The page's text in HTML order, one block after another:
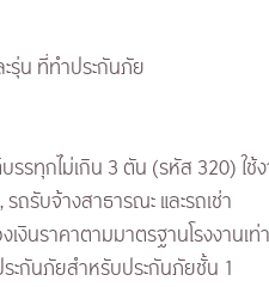
รุ่น ที่ทำประกันภัย
รทุกไม่เกิน 3 ตัน (รหัส 320) ใ
ถรับจ้างสาธารณะ และรถเช่า
นราคาตามมาตรฐานโรงงานเท่
ะกันภัยสำหรับประกันภัยชั้น 1